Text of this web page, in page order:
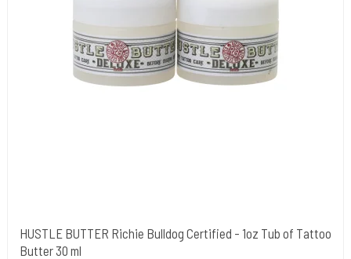
HUSTLE BUTTER Richie Bulldog Certified - 1oz Tub of Tattoo
Butter 30 ml